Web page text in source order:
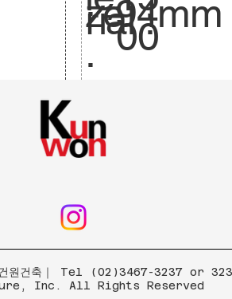
rial :
ze
. 00
94mm
건원건축｜ Tel (02)3467-3237 or
Inc. All Rights Reserved